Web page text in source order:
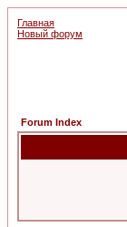
Главная
Новый форум
Forum Index